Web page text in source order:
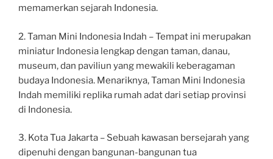
memamerkan sejarah Indonesia.
2. Taman Mini Indonesia Indah – Tempat ini merupakan
miniatur Indonesia lengkap dengan taman, danau,
museum, dan paviliun yang mewakili keberagaman
budaya Indonesia. Menariknya, Taman Mini Indonesia
Indah memiliki replika rumah adat dari setiap provinsi
di Indonesia.
3. Kota Tua Jakarta – Sebuah kawasan bersejarah yang
dipenuhi dengan bangunan-bangunan tua